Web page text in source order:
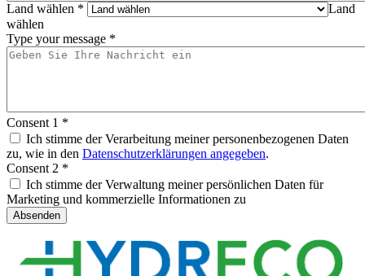
Land wählen *
Land
wählen
Type your message *
Consent 1 *
Ich stimme der Verarbeitung meiner personenbezogenen Daten
zu, wie in den Datenschutzerklärungen angegeben.
Consent 2 *
Ich stimme der Verwaltung meiner persönlichen Daten für
Marketing und kommerzielle Informationen zu